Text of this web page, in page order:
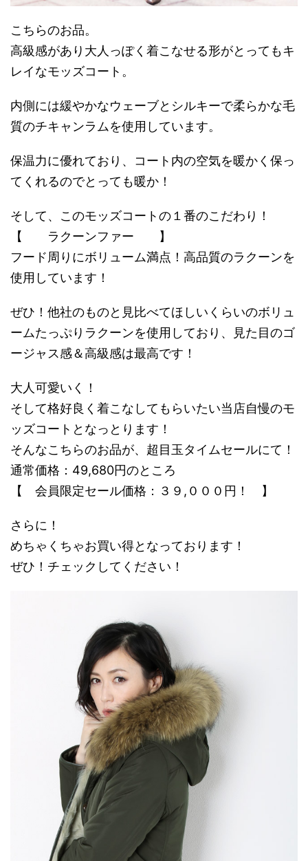
こちらのお品。
高級感があり大人っぽく着こなせる形がとってもキ
レイなモッズコート。
内側には緩やかなウェーブとシルキーで柔らかな毛
質のチキャンラムを使用しています。
保温力に優れており、コート内の空気を暖かく保っ
てくれるのでとっても暖か！
そして、このモッズコートの１番のこだわり！
【 ラクーンファー 】
フード周りにボリューム満点！高品質のラクーンを
使用しています！
ぜひ！他社のものと見比べてほしいくらいのボリュ
ームたっぷりラクーンを使用しており、見た目のゴ
ージャス感＆高級感は最高です！
大人可愛いく！
そして格好良く着こなしてもらいたい当店自慢のモ
ッズコートとなっとります！
そんなこちらのお品が、超目玉タイムセールにて！
通常価格：49,680円のところ
【 会員限定セール価格：３９,０００円！ 】
さらに！
めちゃくちゃお買い得となっております！
ぜひ！チェックしてください！